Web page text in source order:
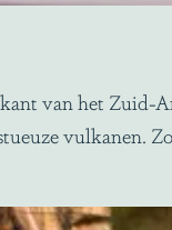
van het Zuid-
vulkanen.